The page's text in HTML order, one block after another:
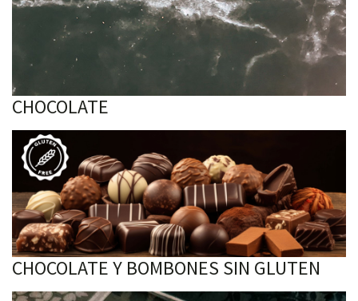
CHOCOLATE
CHOCOLATE Y BOMBONES SIN GLUTEN